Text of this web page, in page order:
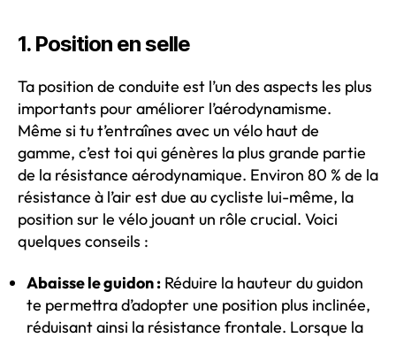
1. Position en selle
Ta position de conduite est l’un des aspects les plus
importants pour améliorer l’aérodynamisme.
Même si tu t’entraînes avec un vélo haut de
gamme, c’est toi qui génères la plus grande partie
de la résistance aérodynamique. Environ 80 % de la
résistance à l’air est due au cycliste lui-même, la
position sur le vélo jouant un rôle crucial. Voici
quelques conseils :
Abaisse le guidon : Réduire la hauteur du guidon
te permettra d’adopter une position plus inclinée,
réduisant ainsi la résistance frontale. Lorsque la